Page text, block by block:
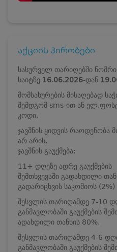
აქციის პირობები
სასურველ თარიღებში
საიტზე 16.06.2026-დან
მომსახურების მისაღებად
შემდგომ sms-ით ან
კოდი.
ჯავშნის ყიდვის რაოდენობა
არ არის.
ჯავშნის გაუქმება:
11+ დღეზე ადრე გაუქმების
შემთხვევაში გადახდილი
გადარიცხვის საკომიოს
შესვლის თარიღამდე 7-10
განმავლობაში გაუქმების
ადახდილი თანხის 80%.
შესვლის თარიღამდე 4-6
განმავლობაში გაუქმების